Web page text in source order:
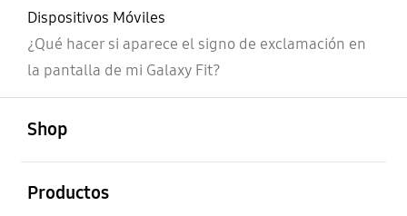
Dispositivos Móviles
¿Qué hacer si aparece el signo de exclamación en
la pantalla de mi Galaxy Fit?
Shop
Productos